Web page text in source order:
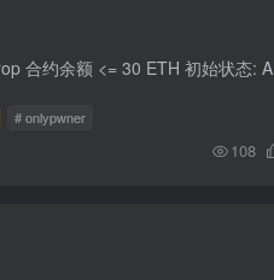
# onlypwner
108